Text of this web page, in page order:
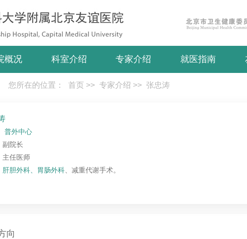
概况 科室介绍 专家介绍 就医指南
您所在的位置： 首页 >> 专家介绍 >> 张忠涛
普外中心
副院长
主任医师
肝胆外科、胃肠外科 、减重代谢手术。
向